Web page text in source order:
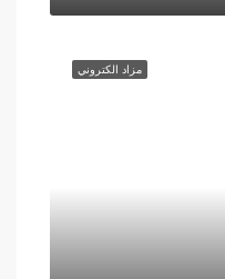
مزاد الكتروني